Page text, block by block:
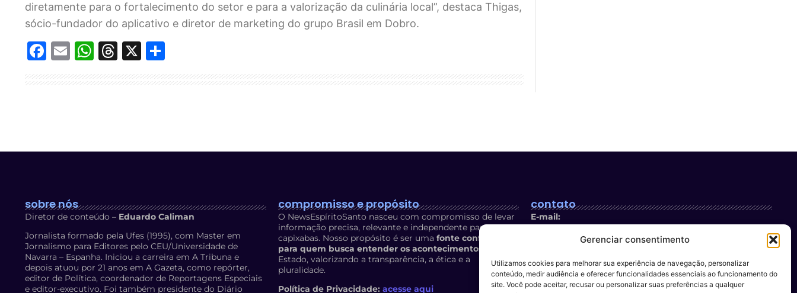
Gerenciar consentimento
Utilizamos cookies para melhorar sua experiência de navegação, personalizar
conteúdo, medir audiência e oferecer funcionalidades essenciais ao funcionamento do
site. Você pode aceitar, recusar ou personalizar suas preferências a qualquer
diretamente para o fortalecimento do setor e para a valorização da culinária local”, destaca Thigas,
sócio-fundador do aplicativo e diretor de marketing do grupo Brasil em Dobro.
Facebook
EmailWhatsApp
Threads
X
sobre nós
Diretor de conteúdo – Eduardo Caliman
Jornalista formado pela Ufes (1995), com Master em
Jornalismo para Editores pelo CEU/Universidade de
Navarra – Espanha. Iniciou a carreira em A Tribuna e
depois atuou por 21 anos em A Gazeta, como repórter,
editor de Política, coordenador de Reportagens Especiais
e editor-executivo. Foi também presidente do Diário
compromisso e propósito
O NewsEspíritoSanto nasceu com compromisso de levar
informação precisa, relevante e independente para os
capixabas. Nosso propósito é ser uma fonte confiável
para quem busca entender os acontecimentos
Estado, valorizando a transparência, a ética e a
pluralidade.
Política de Privacidade: acesse aqui
contato
E-mail:
contato@newsespiritosanto.com.br
27 999204119